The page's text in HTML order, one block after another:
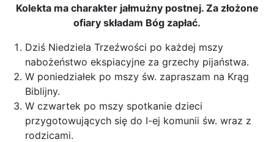
Kolekta ma charakter jałmużny postnej. Za złożone
ofiary składam Bóg zapłać.
Dziś Niedziela Trzeźwości po każdej mszy
nabożeństwo ekspiacyjne za grzechy pijaństwa.
W poniedziałek po mszy św. zapraszam na Krąg
Biblijny.
W czwartek po mszy spotkanie dzieci
przygotowujących się do I-ej komunii św. wraz z
rodzicami.